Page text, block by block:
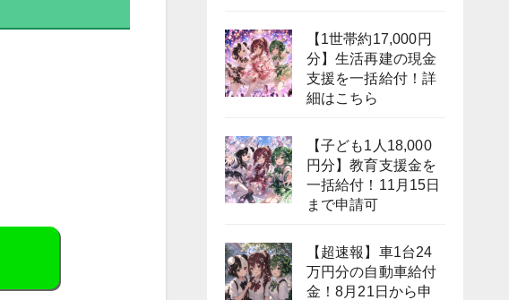
【1世帯約17,000円
分】生活再建の現金
支援を一括給付！詳
細はこちら
【子ども1人18,000
円分】教育支援金を
一括給付！11月15日
まで申請可
【超速報】車1台24
万円分の自動車給付
金！8月21日から申